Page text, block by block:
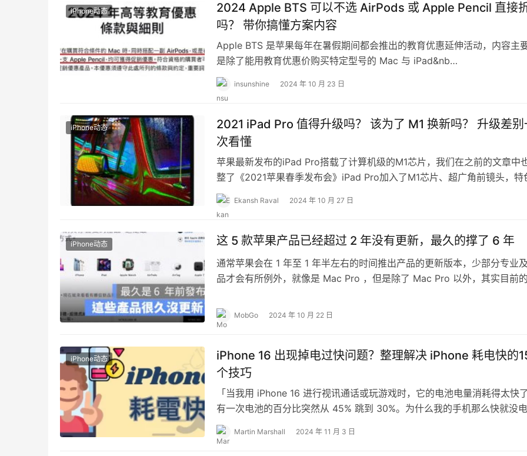
iPhone动态
2024 Apple BTS 可以不选 AirPods 或 Apple Pencil 直接
吗？ 带你搞懂方案内容
Apple BTS 是苹果每年在暑假期间都会推出的教育优惠延伸活动，内容主
是除了能用教育优惠价购买特定型号的 Mac 与 iPad&nb…
insunshine 2024 年 10 月 23 日
iPhone动态
2021 iPad Pro 值得升级吗？ 该为了 M1 换新吗？ 升级差别
次看懂
苹果最新发布的iPad Pro搭载了计算机级的M1芯片，我们在之前的文章中
整了《2021苹果春季发布会》iPad Pro加入了M1芯片、超广角前镜头，特
规格汇整懒人包，但是…
Ekansh Raval 2024 年 10 月 27 日
iPhone动态 这 5 款苹果产品已经超过 2 年没有更新，最久的撑了 6 年
通常苹果会在 1 年至 1 年半左右的时间推出产品的更新版本，少部分专业
品才会有所例外，就像是 Mac Pro ，但是除了 Mac Pro 以外，其实目前
MobGo 2024 年 10 月 22 日
iPhone动态
iPhone 16 出现掉电过快问题？整理解决 iPhone 耗电快的
个技巧
「当我用 iPhone 16 进行视讯通话或玩游戏时，它的电池电量消耗得太快了
有一次电池的百分比突然从 45% 跳到 30%。为什么我的手机那么快就没电
了？是不是因为我将手机更…
Martin Marshall 2024 年 11 月 3 日